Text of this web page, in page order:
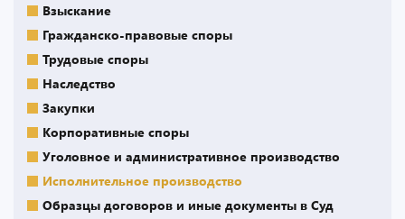
Взыскание
Гражданско-правовые споры
Трудовые споры
Наследство
Закупки
Корпоративные споры
Уголовное и административное производство
Исполнительное производство
Образцы договоров и иные документы в Суд